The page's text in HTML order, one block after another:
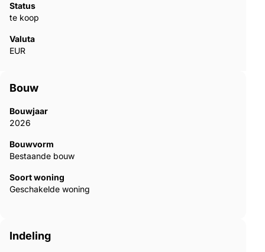
Status
te koop
Valuta
EUR
Bouw
Bouwjaar
2026
Bouwvorm
Bestaande bouw
Soort woning
Geschakelde woning
Indeling